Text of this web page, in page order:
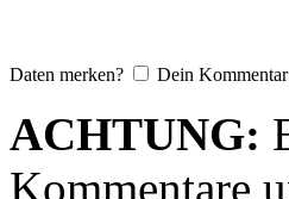
Daten merken? Dein
ACHTUNG:
Kommentare